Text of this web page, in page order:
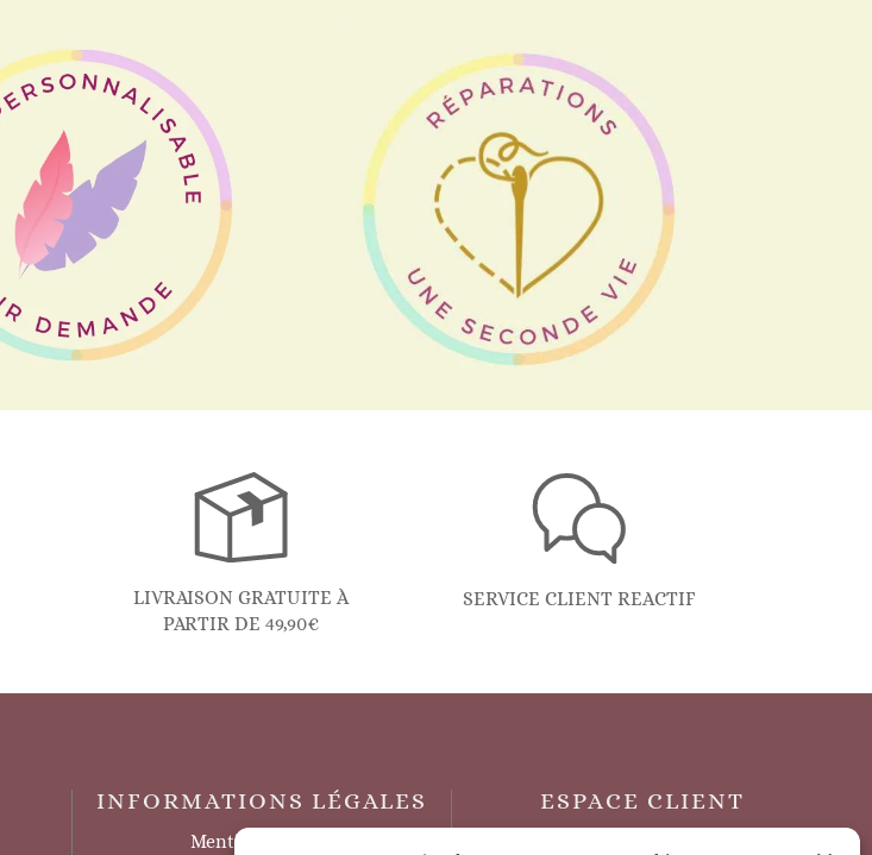
LIVRAISON GRATUITE À
PARTIR DE 49,90€
SERVICE CLIENT REACTIF
INFORMATIONS LÉGALES
Mentions légales
ESPACE CLIENT